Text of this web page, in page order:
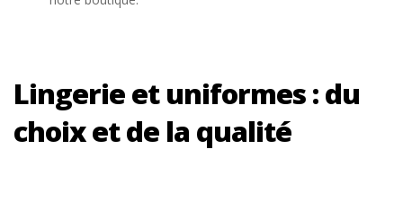
Lingerie et uniformes : du
choix et de la qualité